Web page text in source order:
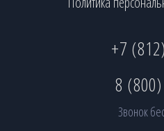
+7
8
Звонок